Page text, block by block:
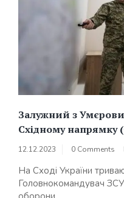
Залужний з
Східному
12.12.2023 0 Comments
На Сході України
Головнокомандувач ЗСУ